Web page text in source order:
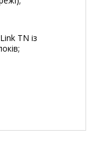
TN із